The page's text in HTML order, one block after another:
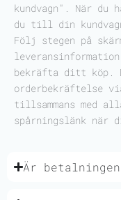
kundvagn". När
du till din
Följ stegen på
bekräfta ditt köp.
orderbekräftelse
tillsammans med
spårningslänk när
Är